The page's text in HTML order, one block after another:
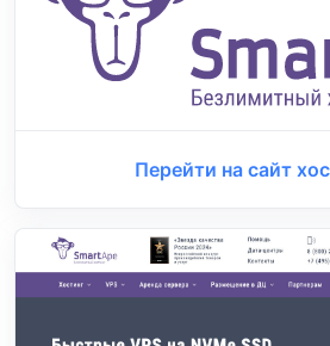
Перейти на сайт